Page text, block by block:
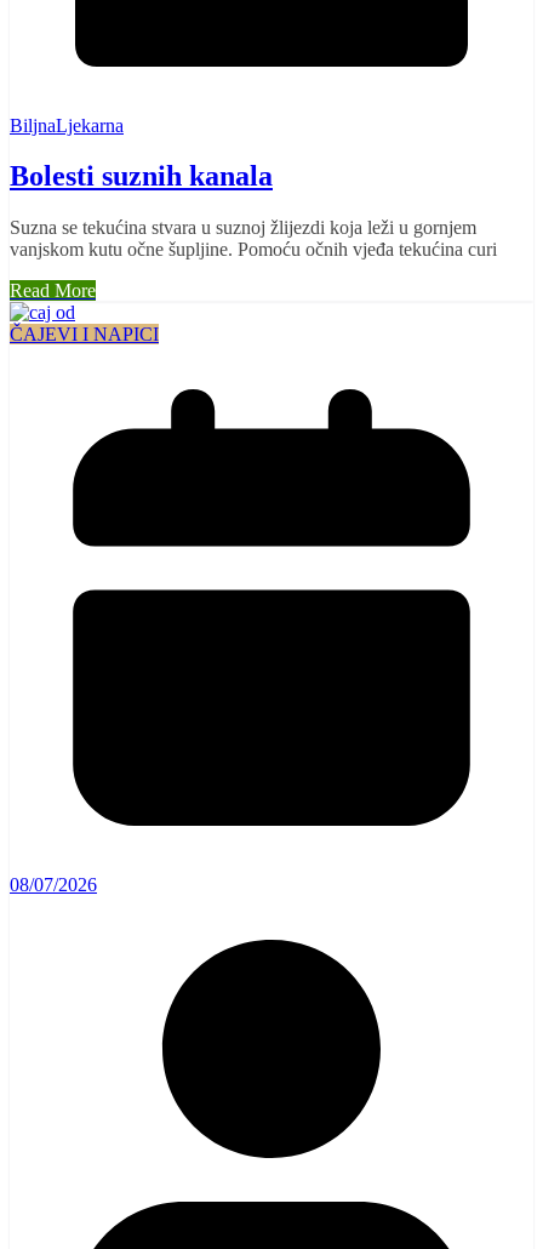
BiljnaLjekarna
Bolesti suznih kanala
Suzna se tekućina stvara u suznoj žlijezdi koja leži u gornjem
vanjskom kutu očne šupljine. Pomoću očnih vjeđa tekućina curi
Read More
ČAJEVI I NAPICI
08/07/2026